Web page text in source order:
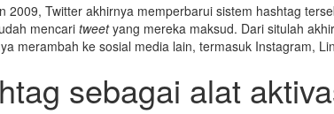
2009, Twitter akhirnya memperbarui sistem hashtag
mencaritweetyang mereka maksud. Dari situlah
merambah ke sosial media lain, termasuk Instagram,
sebagai alat